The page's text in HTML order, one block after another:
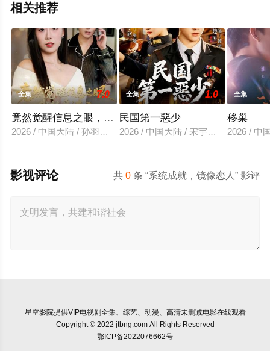
相关推荐
全集 7.0
竟然觉醒信息之眼，我转身进入反派大营
2026 / 中国大陆 / 孙羽中＆廖澜
全集 1.0
民国第一惡少
2026 / 中国大陆 / 宋宇欣＆陈楚洹
全集
移巢
2026 / 中
共0 条 “系统成就，镜像恋人” 影评
影视评论
星空影院提供VIP电视剧全集、综艺、动漫、高清未删减电影在线观看
Copyright © 2022 jtbng.com All Rights Reserved
鄂ICP备2022076662号